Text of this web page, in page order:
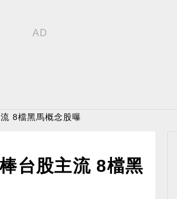
8檔黑馬概念股曝
台股主流 8檔黑